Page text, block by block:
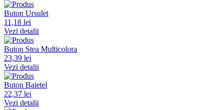
Buton Ursulet
11,18 lei
Vezi detalii
Buton Stea Multicolora
23,39 lei
Vezi detalii
Buton Baietel
22,37 lei
Vezi detalii